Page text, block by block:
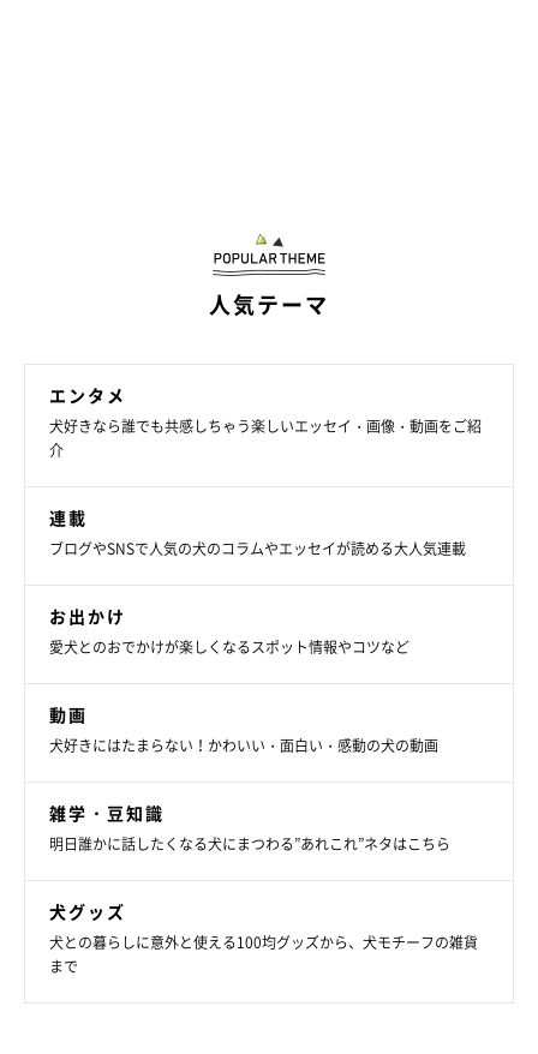
人気テーマ
エンタメ
犬好きなら誰でも共感しちゃう楽しいエッセイ・画像・動画をご紹
介
連載
ブログやSNSで人気の犬のコラムやエッセイが読める大人気連載
お出かけ
愛犬とのおでかけが楽しくなるスポット情報やコツなど
動画
犬好きにはたまらない！かわいい・面白い・感動の犬の動画
雑学・豆知識
明日誰かに話したくなる犬にまつわる”あれこれ”ネタはこちら
犬グッズ
犬との暮らしに意外と使える100均グッズから、犬モチーフの雑貨
まで